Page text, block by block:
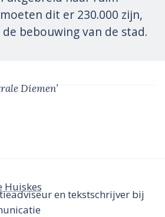
dit er 230.000 zijn,
bebouwing van de stad.
Diemen’
Huiskes
en tekstschrijver bij